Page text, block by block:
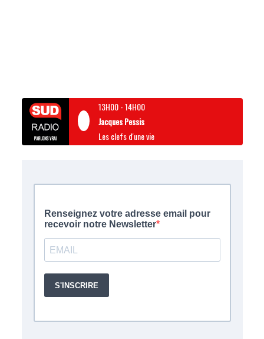
13H00-14H00
Jacques Pessis
Les clefs d'une vie